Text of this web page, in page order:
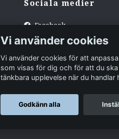
Sociala medier
Facebook
Instagram
Tiktok
Vi använder cookies
Vi använder cookies för att
som visas för dig och för att du
tänkbara upplevelse när du handlar
Godkänn alla